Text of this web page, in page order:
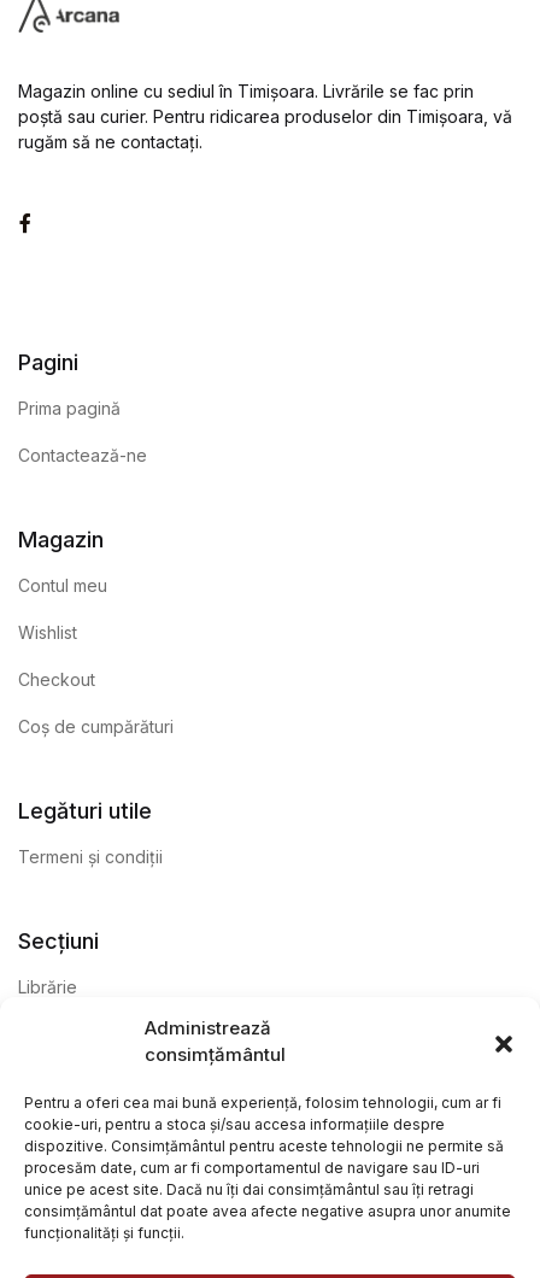
Administrează
consimțământul
Pentru a oferi cea mai bună experiență, folosim tehnologii, cum ar fi
cookie-uri, pentru a stoca și/sau accesa informațiile despre
dispozitive. Consimțământul pentru aceste tehnologii ne permite să
procesăm date, cum ar fi comportamentul de navigare sau ID-uri
unice pe acest site. Dacă nu îți dai consimțământul sau îți retragi
consimțământul dat poate avea afecte negative asupra unor anumite
funcționalități și funcții.
Magazin online cu sediul în Timișoara. Livrările se fac prin
poștă sau curier. Pentru ridicarea produselor din Timișoara, vă
rugăm să ne contactați.
Pagini
Prima pagină
Contactează-ne
Magazin
Contul meu
Wishlist
Checkout
Coș de cumpărături
Legături utile
Termeni și condiții
Secțiuni
Librărie
@ Librăria Arcana. Toate drepturile rezervate. Site creat de